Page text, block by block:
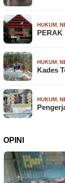
HUKUM
HUKUM
Kades
HUKUM
OPINI